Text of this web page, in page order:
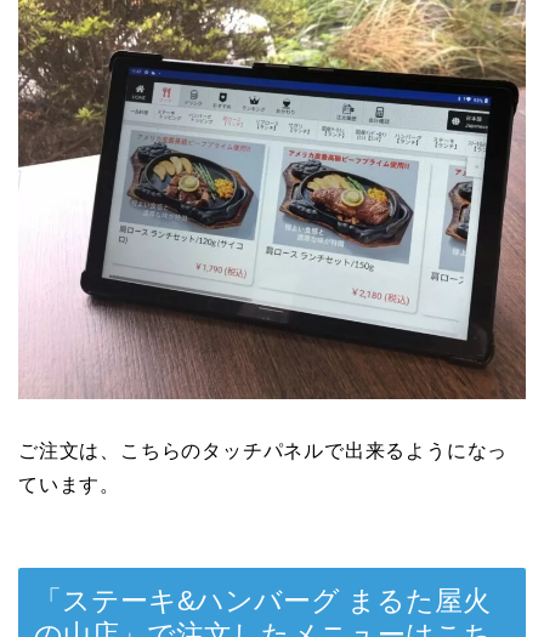
ご注文は、こちらのタッチパネルで出来るようになっ
ています。
「ステーキ&ハンバーグ まるた屋火